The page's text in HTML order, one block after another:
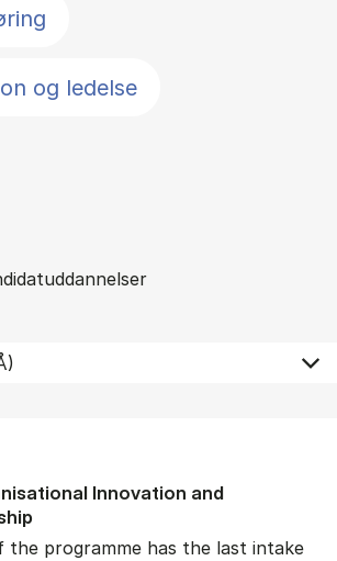
og ledelse
In­nov­a­tion and
the programme has the last intake